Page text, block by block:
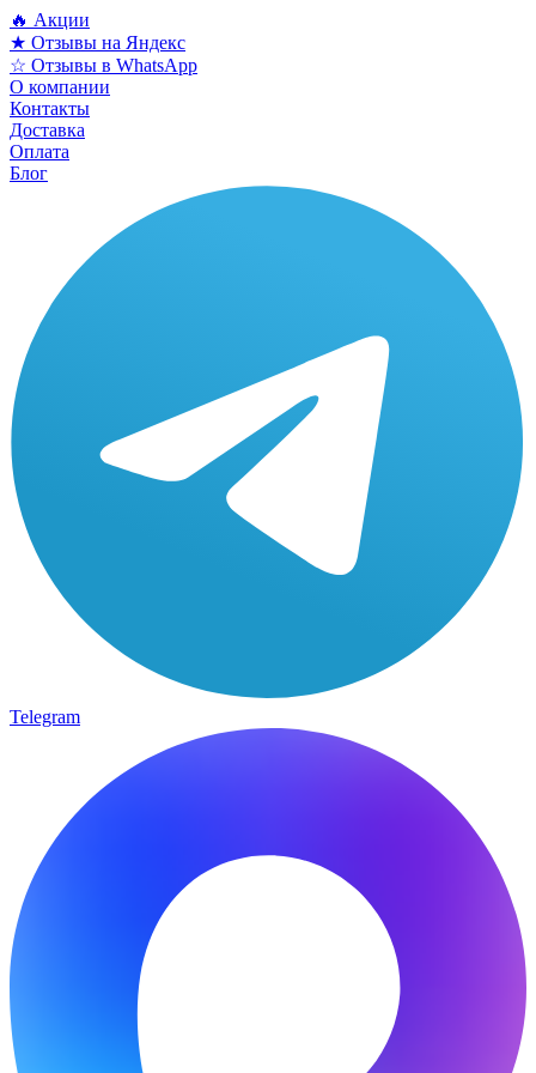
🔥 Акции
★ Отзывы на Яндекс
☆ Отзывы в WhatsApp
О компании
Контакты
Доставка
Оплата
Блог
Telegram